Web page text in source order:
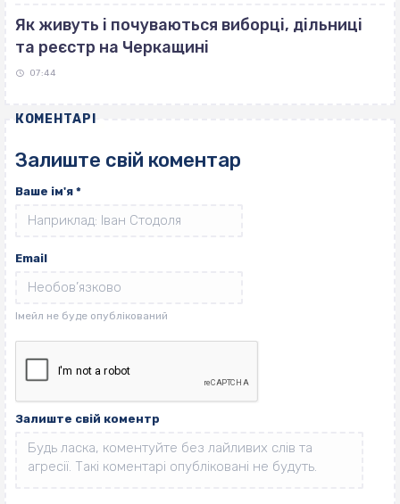
Як живуть і почуваються виборці, дільниці
та реєстр на Черкащині
07:44
КОМЕНТАРІ
Залиште свій коментар
Ваше ім'я *
Email
Залиште свій коментр